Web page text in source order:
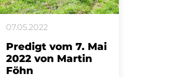
07.05.2022
Predigt vom 7. Mai
2022 von Martin
Föhn